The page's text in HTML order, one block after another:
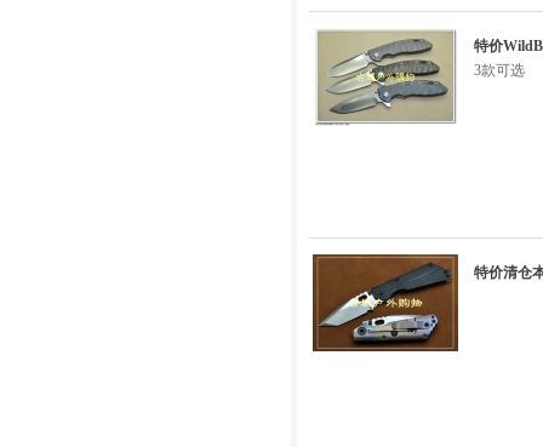
特价
3款可选
特价清仓